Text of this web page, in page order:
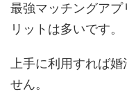
最強マッチングア
リットは多いです。
上手に利用すれば婚
せん。